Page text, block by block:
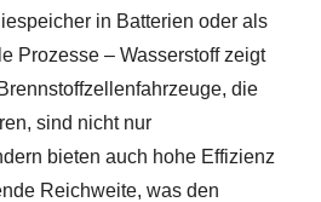
in Batterien oder als
Prozesse – Wasserstoff zeigt
die
sind nicht nur
bieten auch hohe Effizienz
Reichweite, was den